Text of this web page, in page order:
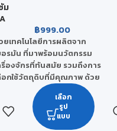
ม
฿999.00
ยเทคโนโลยีการผลิตจาก
อรมัน ที่มาพร้อมนวัตกรรม
รื่องจักรที่ทันสมัย รวมถึงการ
อกใช้วัตถุดิบที่มีคุณภาพ ด้วย
วนผสมของแร่เพอร์ไลท์
ที่มีคุณสมบัติเด่นในเรื่อง
องการดูดซับความชื้น มีความ
ดหยุ่นได้ดี เป็นวัสดุทนไฟ และยัง
เลือก
รูป
แบบ